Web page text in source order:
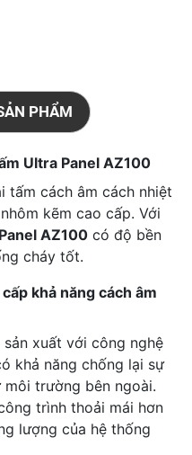
PHẨM
Ultra Panel AZ100
tấm cách âm cách nhiệt
kẽm cao cấp. Với
AZ100 có độ bền
cháy tốt.
khả năng cách âm
xuất với công nghệ
khả năng chống lại sự
trường bên ngoài.
trình thoải mái hơn
lượng của hệ thống